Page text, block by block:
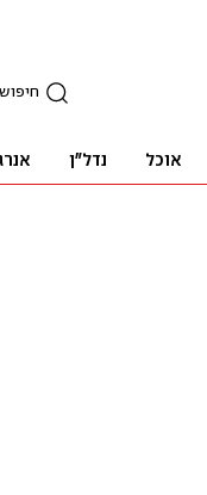
חיפוש
אוכל נדל"ן